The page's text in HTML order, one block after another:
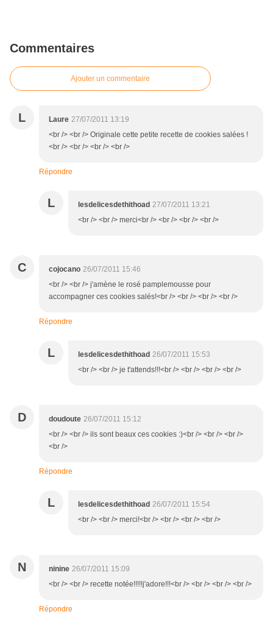
Commentaires
Ajouter un commentaire
L Laure 27/07/2011 13:19
<br /> <br /> Originale cette petite recette de cookies salées !
<br /> <br /> <br /> <br />
Répondre
L lesdelicesdethithoad 27/07/2011 13:21
<br /> <br /> merci<br /> <br /> <br /> <br />
C cojocano 26/07/2011 15:46
<br /> <br /> j'amène le rosé pamplemousse pour
accompagner ces cookies salés!<br /> <br /> <br /> <br />
Répondre
L lesdelicesdethithoad 26/07/2011 15:53
<br /> <br /> je t'attends!!!<br /> <br /> <br /> <br />
D doudoute 26/07/2011 15:12
<br /> <br /> ils sont beaux ces cookies :)<br /> <br /> <br />
<br />
Répondre
L lesdelicesdethithoad 26/07/2011 15:54
<br /> <br /> merci!<br /> <br /> <br /> <br />
N ninine 26/07/2011 15:09
<br /> <br /> recette notée!!!!!j'adore!!!<br /> <br /> <br /> <br />
Répondre